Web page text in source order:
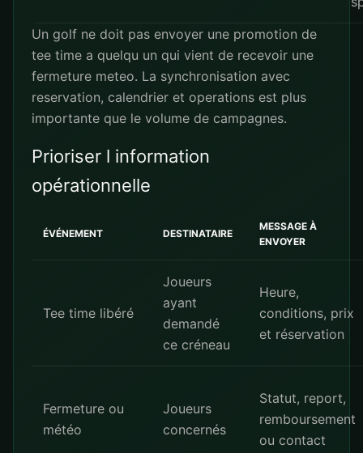
Un golf ne doit pas envoyer une promotion de
tee time a quelqu un qui vient de recevoir une
fermeture meteo. La synchronisation avec
reservation, calendrier et operations est plus
importante que le volume de campagnes.
Prioriser l information
opérationnelle
ÉVÉNEMENT DESTINATAIRE
MESSAGE À
ENVOYER
Tee time libéré
Joueurs
ayant
demandé
ce créneau
Heure,
conditions, prix
et réservation
Fermeture ou
météo
Joueurs
concernés
Statut, report,
remboursement
ou contact